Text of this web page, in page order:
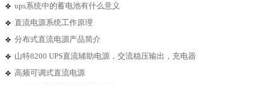
ups系统中的蓄电池有什么意义
直流电源系统工作原理
分布式直流电源产品简介
山特8200 UPS直流辅助电源，交流稳压输出，充电器
高频可调式直流电源